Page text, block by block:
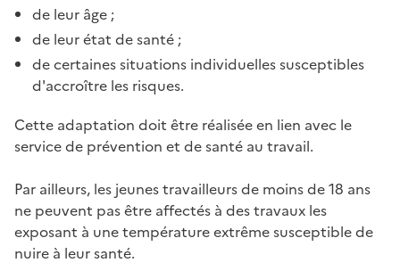
de leur âge ;
de leur état de santé ;
de certaines situations individuelles susceptibles
d'accroître les risques.
Cette adaptation doit être réalisée en lien avec le
service de prévention et de santé au travail.
Par ailleurs, les jeunes travailleurs de moins de 18 ans
ne peuvent pas être affectés à des travaux les
exposant à une température extrême susceptible de
nuire à leur santé.